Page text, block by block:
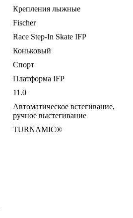
Крепления лыжные
Fischer
Race Step-In Skate IFP
Коньковый
Спорт
Платформа IFP
11.0
Автоматическое встегивание,
ручное выстегивание
TURNAMIC®